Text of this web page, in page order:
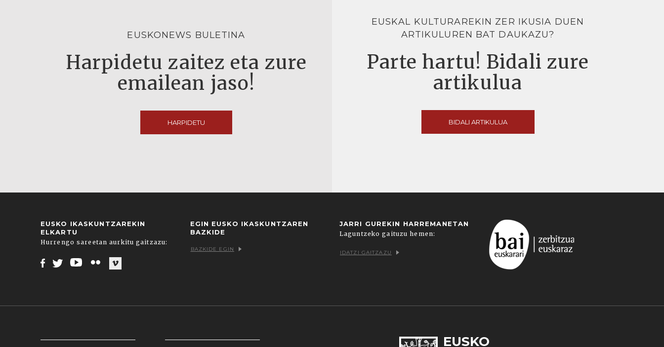
EUSKONEWS BULETINA
Harpidetu zaitez eta zure
emailean jaso!
HARPIDETU
EUSKAL KULTURAREKIN ZER IKUSIA DUEN
ARTIKULUREN BAT DAUKAZU?
Parte hartu! Bidali zure
artikulua
BIDALI ARTIKULUA
EUSKO IKASKUNTZAREKIN
ELKARTU
Hurrengo sareetan aurkitu gaitzazu:
EGIN EUSKO IKASKUNTZAREN
BAZKIDE
BAZKIDE EGIN
JARRI GUREKIN HARREMANETAN
Laguntzeko gaituzu hemen:
IDATZI GAITZAZU
EUSKO